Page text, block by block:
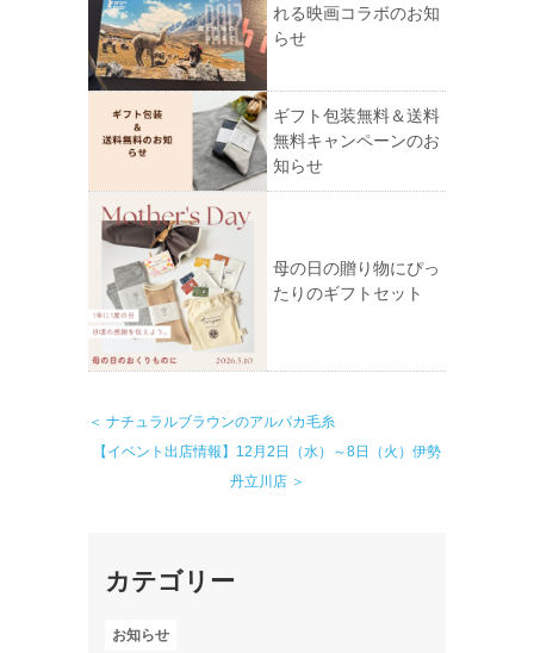
れる映画コラボのお知
らせ
ギフト包装無料＆送料
無料キャンペーンのお
知らせ
母の日の贈り物にぴっ
たりのギフトセット
＜ ナチュラルブラウンのアルパカ毛糸
【イベント出店情報】12月2日（水）～8日（火）伊勢
丹立川店 ＞
カテゴリー
お知らせ